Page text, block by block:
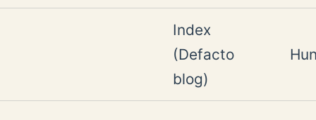
Index
(Defacto
blog)